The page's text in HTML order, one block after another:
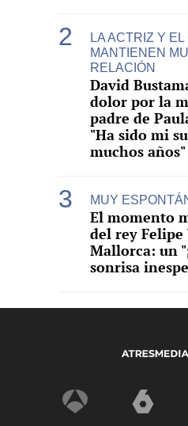
LA ACTRIZ Y
MANTIENEN
RELACIÓN
David
dolor por la
padre de
"Ha sido mi
muchos años"
MUY
El momento
del rey Felipe
Mallorca: un
sonrisa